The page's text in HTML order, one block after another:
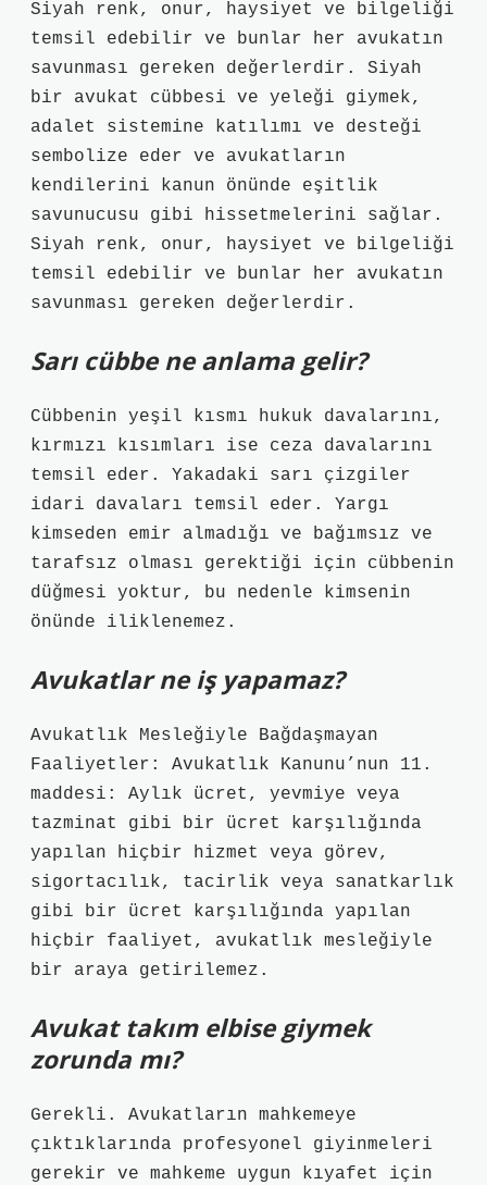
Siyah renk, onur, haysiyet ve bilgeliği
temsil edebilir ve bunlar her avukatın
savunması gereken değerlerdir. Siyah
bir avukat cübbesi ve yeleği giymek,
adalet sistemine katılımı ve desteği
sembolize eder ve avukatların
kendilerini kanun önünde eşitlik
savunucusu gibi hissetmelerini sağlar.
Siyah renk, onur, haysiyet ve bilgeliği
temsil edebilir ve bunlar her avukatın
savunması gereken değerlerdir.
Sarı cübbe ne anlama gelir?
Cübbenin yeşil kısmı hukuk davalarını,
kırmızı kısımları ise ceza davalarını
temsil eder. Yakadaki sarı çizgiler
idari davaları temsil eder. Yargı
kimseden emir almadığı ve bağımsız ve
tarafsız olması gerektiği için cübbenin
düğmesi yoktur, bu nedenle kimsenin
önünde iliklenemez.
Avukatlar ne iş yapamaz?
Avukatlık Mesleğiyle Bağdaşmayan
Faaliyetler: Avukatlık Kanunu’nun 11.
maddesi: Aylık ücret, yevmiye veya
tazminat gibi bir ücret karşılığında
yapılan hiçbir hizmet veya görev,
sigortacılık, tacirlik veya sanatkarlık
gibi bir ücret karşılığında yapılan
hiçbir faaliyet, avukatlık mesleğiyle
bir araya getirilemez.
Avukat takım elbise giymek
zorunda mı?
Gerekli. Avukatların mahkemeye
çıktıklarında profesyonel giyinmeleri
gerekir ve mahkeme uygun kıyafet için